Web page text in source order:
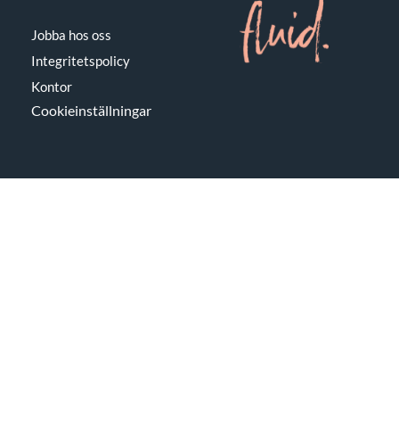
Jobba hos oss
Integritetspolicy
Kontor
Cookieinställningar